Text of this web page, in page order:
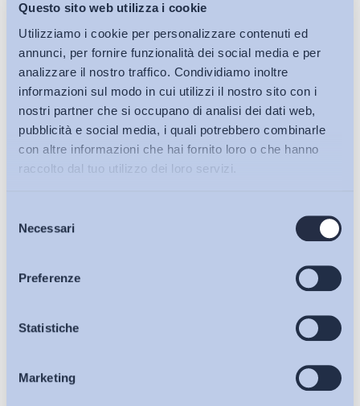
Questo sito web utilizza i cookie
Utilizziamo i cookie per personalizzare contenuti ed
annunci, per fornire funzionalità dei social media e per
analizzare il nostro traffico. Condividiamo inoltre
informazioni sul modo in cui utilizzi il nostro sito con i
nostri partner che si occupano di analisi dei dati web,
pubblicità e social media, i quali potrebbero combinarle
con altre informazioni che hai fornito loro o che hanno
raccolto dal tuo utilizzo dei loro servizi.
delNecessari
Preferenze
Statistiche
Marketing
Bollettini ADAPT
Articoli
Osservatori
Eventi
Ho letto e Accetto il trattamento dei dati personali descritti